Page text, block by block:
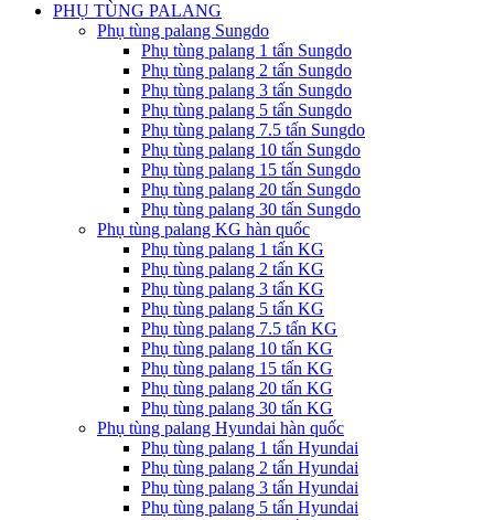
PHỤ TÙNG PALANG
Phụ tùng palang Sungdo
Phụ tùng palang 1 tấn Sungdo
Phụ tùng palang 2 tấn Sungdo
Phụ tùng palang 3 tấn Sungdo
Phụ tùng palang 5 tấn Sungdo
Phụ tùng palang 7.5 tấn Sungdo
Phụ tùng palang 10 tấn Sungdo
Phụ tùng palang 15 tấn Sungdo
Phụ tùng palang 20 tấn Sungdo
Phụ tùng palang 30 tấn Sungdo
Phụ tùng palang KG hàn quốc
Phụ tùng palang 1 tấn KG
Phụ tùng palang 2 tấn KG
Phụ tùng palang 3 tấn KG
Phụ tùng palang 5 tấn KG
Phụ tùng palang 7.5 tấn KG
Phụ tùng palang 10 tấn KG
Phụ tùng palang 15 tấn KG
Phụ tùng palang 20 tấn KG
Phụ tùng palang 30 tấn KG
Phụ tùng palang Hyundai hàn quốc
Phụ tùng palang 1 tấn Hyundai
Phụ tùng palang 2 tấn Hyundai
Phụ tùng palang 3 tấn Hyundai
Phụ tùng palang 5 tấn Hyundai